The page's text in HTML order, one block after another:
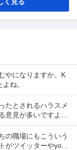
やになりますか。K
ね。
たとされるハラスメ
意見が多いですよ
ントでは...
の職場にもこういう
がツイッターやyout